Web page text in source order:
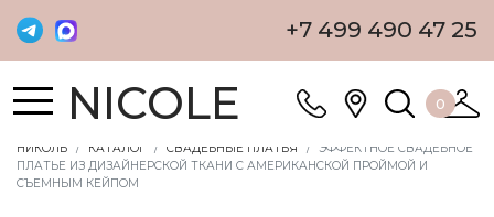
+7 499 490 47 25
NICOLE 0
НИКОЛЬ КАТАЛОГ СВАДЕБНЫЕ ПЛАТЬЯ
ЭФФЕКТНОЕ СВАДЕБНОЕ
ПЛАТЬЕ ИЗ ДИЗАЙНЕРСКОЙ ТКАНИ С АМЕРИКАНСКОЙ ПРОЙМОЙ И
СЪЕМНЫМ КЕЙПОМ